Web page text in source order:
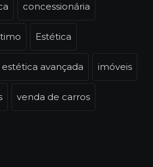
concessionária
Estética
estética avançada imóveis
venda de carros